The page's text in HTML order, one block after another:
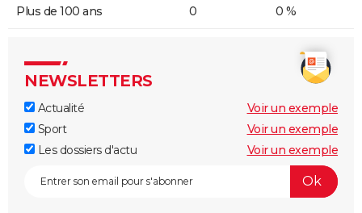
Plus de 100 ans 0 0 %
NEWSLETTERS
Actualité
Voir un exemple
Sport
Voir un exemple
Les dossiers d'actu
Voir un exemple